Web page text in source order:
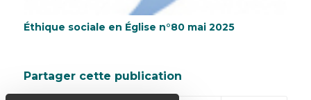
Éthique sociale en Église n°80 mai 2025
Partager cette publication